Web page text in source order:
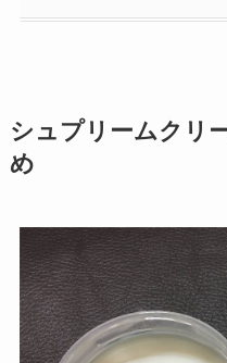
シュプリームクリ
め